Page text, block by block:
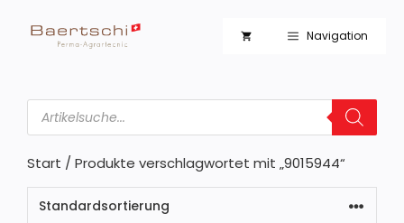
Inhalt
Navigation
Products
search
Start / Produkte verschlagwortet mit „9015944“